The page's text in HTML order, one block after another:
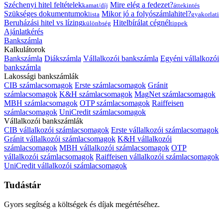
Széchenyi hitel feltételekkamat/díj Mire elég a fedezet?áttekintés
Szükséges dokumentumoklista Mikor jó a folyószámlahitel?gyakorlati
Beruházási hitel vs lízingkülönbség Hitelbírálat cégnéltippek
Ajánlatkérés
Bankszámla
Kalkulátorok
Bankszámla Diákszámla Vállalkozói bankszámla Egyéni vállalkozói
bankszámla
Lakossági bankszámlák
CIB számlacsomagok Erste számlacsomagok Gránit
számlacsomagok K&H számlacsomagok MagNet számlacsomagok
MBH számlacsomagok OTP számlacsomagok Raiffeisen
számlacsomagok UniCredit számlacsomagok
Vállalkozói bankszámlák
CIB vállalkozói számlacsomagok Erste vállalkozói számlacsomagok
Gránit vállalkozói számlacsomagok K&H vállalkozói
számlacsomagok MBH vállalkozói számlacsomagok OTP
vállalkozói számlacsomagok Raiffeisen vállalkozói számlacsomagok
UniCredit vállalkozói számlacsomagok
Tudástár
Gyors segítség a költségek és díjak megértéséhez.